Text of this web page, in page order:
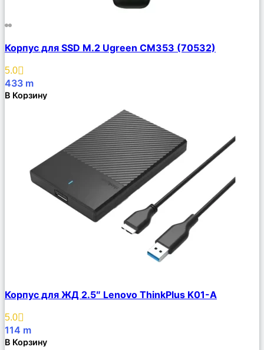
Описание
Избранное
Корпус для SSD M.2 Ugreen CM353 (70532)
5.0
433 m
В Корзину
Описание
Избранное
Корпус для ЖД 2.5″ Lenovo ThinkPlus K01-A
5.0
114 m
В Корзину